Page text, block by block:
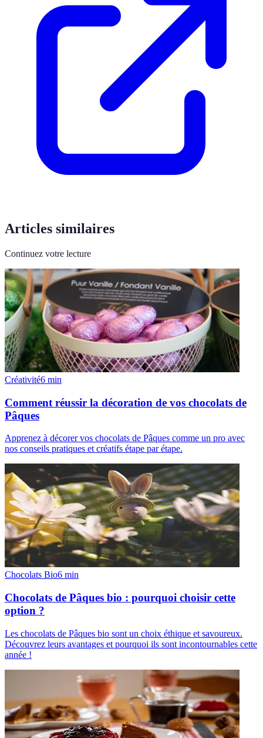
Articles similaires
Continuez votre lecture
Créativité6 min
Comment réussir la décoration de vos chocolats de
Pâques
Apprenez à décorer vos chocolats de Pâques comme un pro avec
nos conseils pratiques et créatifs étape par étape.
Chocolats Bio6 min
Chocolats de Pâques bio : pourquoi choisir cette
option ?
Les chocolats de Pâques bio sont un choix éthique et savoureux.
Découvrez leurs avantages et pourquoi ils sont incontournables cette
année !